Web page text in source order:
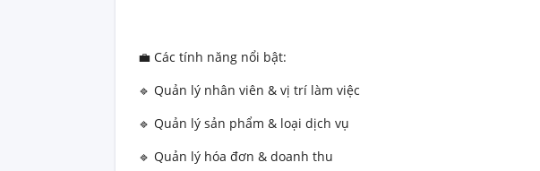
💼 Các tính năng nổi bật:
🔹 Quản lý nhân viên & vị trí làm việc
🔹 Quản lý sản phẩm & loại dịch vụ
🔹 Quản lý hóa đơn & doanh thu